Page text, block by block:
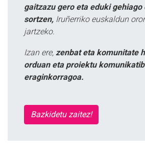
gaitzazu gero eta eduki gehiago
sortzen, Iruñerriko euskaldun
jartzeko.
Izan ere, zenbat eta komunitate
orduan eta proiektu
eraginkorragoa.
Bazkidetu zaitez!